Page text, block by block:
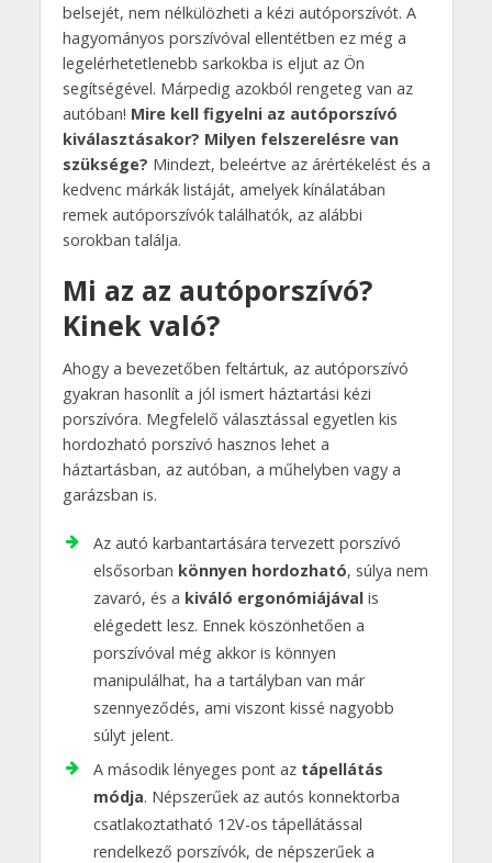
belsejét, nem nélkülözheti a kézi autóporszívót. A
hagyományos porszívóval ellentétben ez még a
legelérhetetlenebb sarkokba is eljut az Ön
segítségével. Márpedig azokból rengeteg van az
autóban! Mire kell figyelni az autóporszívó
kiválasztásakor? Milyen felszerelésre van
szüksége? Mindezt, beleértve az árértékelést és a
kedvenc márkák listáját, amelyek kínálatában
remek autóporszívók találhatók, az alábbi
sorokban találja.
Mi az az autóporszívó?
Kinek való?
Ahogy a bevezetőben feltártuk, az autóporszívó
gyakran hasonlít a jól ismert háztartási kézi
porszívóra. Megfelelő választással egyetlen kis
hordozható porszívó hasznos lehet a
háztartásban, az autóban, a műhelyben vagy a
garázsban is.
Az autó karbantartására tervezett porszívó
elsősorban könnyen hordozható, súlya nem
zavaró, és a kiváló ergonómiájával is
elégedett lesz. Ennek köszönhetően a
porszívóval még akkor is könnyen
manipulálhat, ha a tartályban van már
szennyeződés, ami viszont kissé nagyobb
súlyt jelent.
A második lényeges pont az tápellátás
módja. Népszerűek az autós konnektorba
csatlakoztatható 12V-os tápellátással
rendelkező porszívók, de népszerűek a